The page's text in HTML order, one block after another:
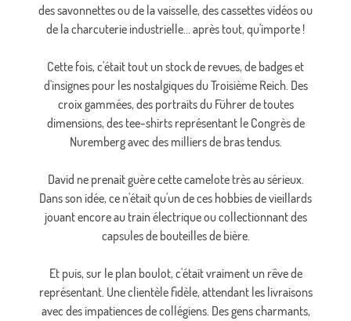
des savonnettes ou de la vaisselle, des cassettes vidéos ou
de la charcuterie industrielle... après tout, qu'importe !
Cette fois, c'était tout un stock de revues, de badges et
d'insignes pour les nostalgiques du Troisième Reich. Des
croix gammées, des portraits du Führer de toutes
dimensions, des tee-shirts représentant le Congrès de
Nuremberg avec des milliers de bras tendus.
David ne prenait guère cette camelote très au sérieux.
Dans son idée, ce n'était qu'un de ces hobbies de vieillards
jouant encore au train électrique ou collectionnant des
capsules de bouteilles de bière.
Et puis, sur le plan boulot, c'était vraiment un rêve de
représentant. Une clientèle fidèle, attendant les livraisons
avec des impatiences de collégiens. Des gens charmants,